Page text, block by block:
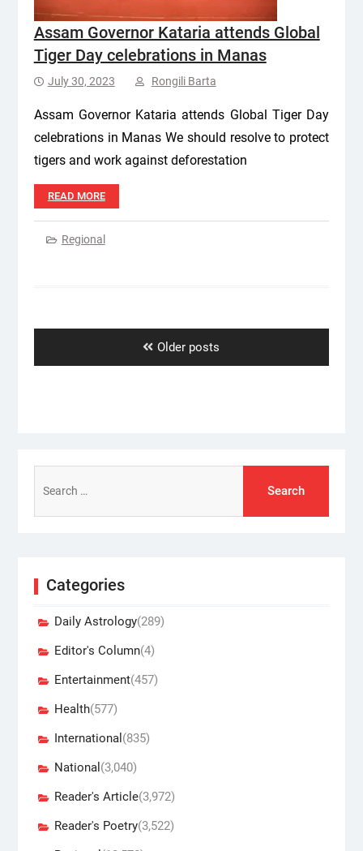
Assam Governor Kataria attends Global
Tiger Day celebrations in Manas
July 30, 2023 Rongili Barta
Assam Governor Kataria attends Global Tiger Day
celebrations in Manas We should resolve to protect
tigers and work against deforestation
READ MORE
Regional
Older posts
for:
Categories
Daily Astrology(289)
Editor's Column(4)
Entertainment(457)
Health(577)
International (835)
National (3,040)
Reader's Article(3,972)
Reader's Poetry(3,522)